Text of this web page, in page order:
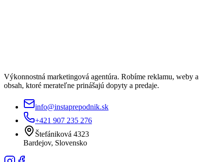
Výkonnostná marketingová agentúra. Robíme reklamu, weby a
obsah, ktoré merateľne prinášajú dopyty a predaje.
info@instaprepodnik.sk
+421 907 235 276
Štefániková 4323
Bardejov, Slovensko